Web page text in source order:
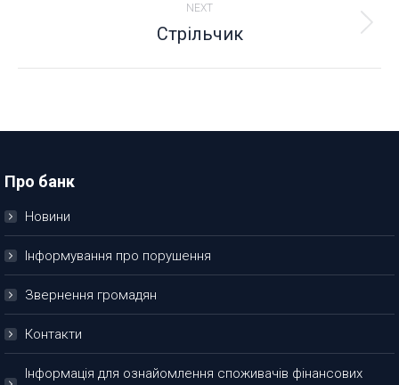
NEXT
Next
project:
Стрільчик
Про банк
Новини
Інформування про порушення
Звернення громадян
Контакти
Інформація для ознайомлення споживачів фінансових